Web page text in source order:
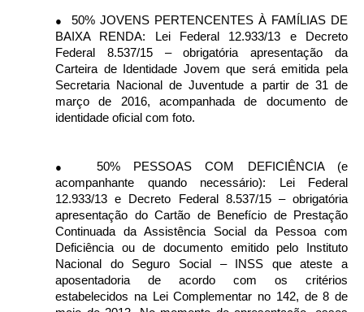
●
50% JOVENS PERTENCENTES À FAMÍLIAS DE
BAIXA RENDA: Lei Federal 12.933/13 e Decreto
Federal 8.537/15 – obrigatória apresentação da
Carteira de Identidade Jovem que será emitida pela
Secretaria Nacional de Juventude a partir de 31 de
março de 2016, acompanhada de documento de
identidade oficial com foto.
●
50% PESSOAS COM DEFICIÊNCIA (e
acompanhante quando necessário): Lei Federal
12.933/13 e Decreto Federal 8.537/15 – obrigatória
apresentação do Cartão de Benefício de Prestação
Continuada da Assistência Social da Pessoa com
Deficiência ou de documento emitido pelo Instituto
Nacional do Seguro Social – INSS que ateste a
aposentadoria de acordo com os critérios
estabelecidos na Lei Complementar no 142, de 8 de